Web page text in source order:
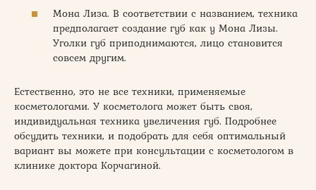
Мона Лиза. В соответствии с названием, техника
предполагает создание губ как у Мона Лизы.
Уголки губ приподнимаются, лицо становится
совсем другим.
Естественно, это не все техники, применяемые
косметологами. У косметолога может быть своя,
индивидуальная техника увеличения губ. Подробнее
обсудить техники, и подобрать для себя оптимальный
вариант вы можете при консультации с косметологом в
клинике доктора Корчагиной.